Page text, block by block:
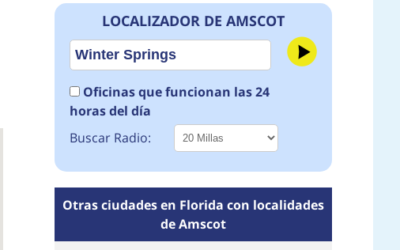
LOCALIZADOR DE AMSCOT
Oficinas que funcionan las 24
horas del día
Buscar Radio:
Otras ciudades en Florida con localidades
de Amscot